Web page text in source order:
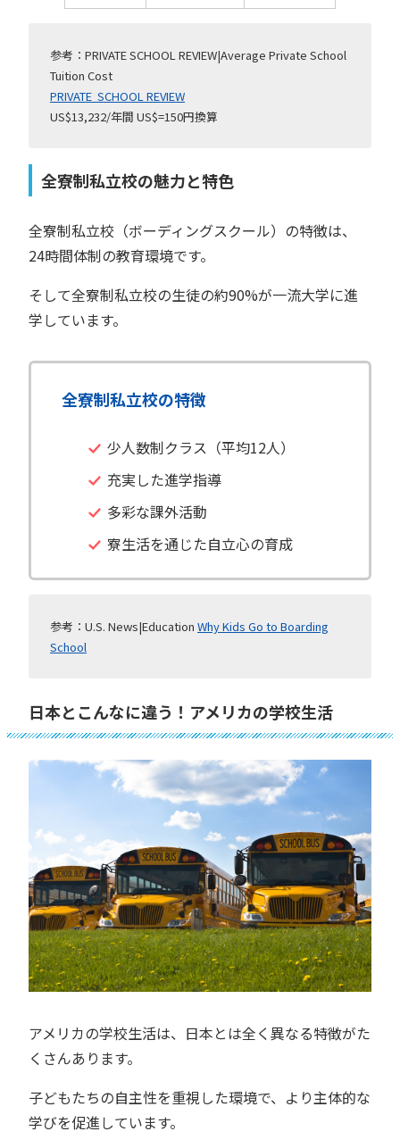
参考：PRIVATE SCHOOL REVIEW|Average Private School
Tuition Cost
PRIVATE SCHOOL REVIEW
US$13,232/年間 US$=150円換算
全寮制私立校の魅力と特色
全寮制私立校（ボーディングスクール）の特徴は、
24時間体制の教育環境です。
そして全寮制私立校の生徒の約90%が一流大学に進
学しています。
全寮制私立校の特徴
少人数制クラス（平均12人）
充実した進学指導
多彩な課外活動
寮生活を通じた自立心の育成
参考：U.S. News|Education Why Kids Go to Boarding
School
日本とこんなに違う！アメリカの学校生活
アメリカの学校生活は、日本とは全く異なる特徴がた
くさんあります。
子どもたちの自主性を重視した環境で、より主体的な
学びを促進しています。